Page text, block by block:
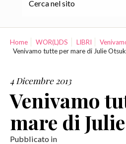
Home WOR(L)DS LIBRI
Venivamo tutte per mare di Julie
4 Dicembre 2013
Venivamo
mare di
Pubblicato in